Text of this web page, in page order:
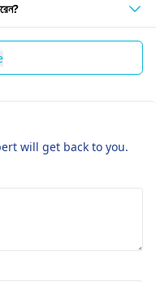
will get back to you.